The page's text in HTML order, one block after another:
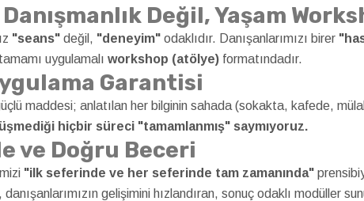
Değil, Yaşam
"seans" değil, "deneyim" odaklıdır. Danışanlarımızı birer
uygulamalı workshop (atölye) formatındadır.
Garantisi
maddesi; anlatılan her bilginin sahada (sokakta, kafede,
hiçbir süreci "tamamlanmış" saymıyoruz.
ve Doğru Beceri
"ilk seferinde ve her seferinde tam zamanında"
gelişimini hızlandıran, sonuç odaklı modüller